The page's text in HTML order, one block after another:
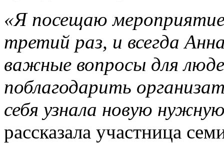
«Я посещаю
третий раз, и всегда
важные вопросы для
поблагодарить
себя узнала новую
рассказала участница